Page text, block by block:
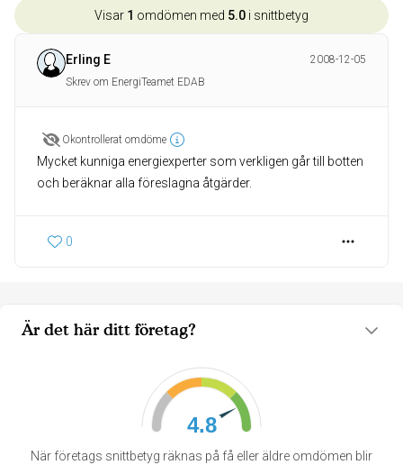
Är det här ditt företag?
4.8
När företags snittbetyg räknas på få eller äldre omdömen blir
Visar 1 omdömen med 5.0 i snittbetyg
Erling E
2008-12-05
Skrev om EnergiTeamet EDAB
Okontrollerat omdöme
Mycket kunniga energiexperter som verkligen går till botten
och beräknar alla föreslagna åtgärder.
0